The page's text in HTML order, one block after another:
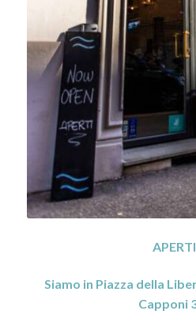
Siamo in Piazza della
Capponi